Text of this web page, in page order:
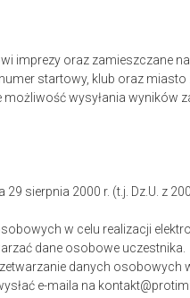
imprezy oraz zamieszczane
startowy, klub oraz miasto
wysyłania
sierpnia 2000 r. (t.j. Dz.U. z
w celu realizacji
dane osobowe uczestnika.
danych osobowych
e-maila na